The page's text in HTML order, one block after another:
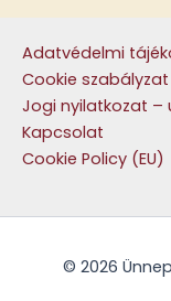
Adatvédelmi
Cookie
Jogi nyilatkozat –
Kapcsolat
Cookie Policy (EU)
© 2026